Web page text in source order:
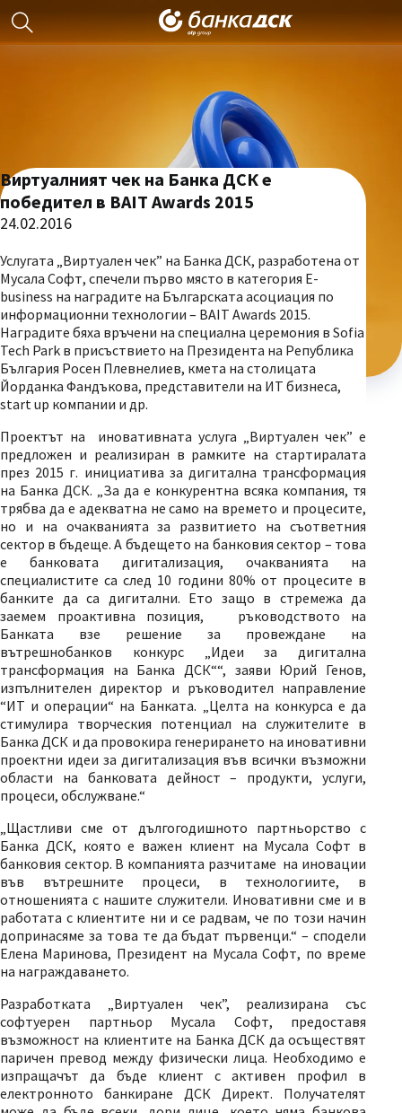
Виртуалният чек на Банка ДСК е
победител в BAIT Awards 2015
24.02.2016
Услугата „Виртуален чек” на Банка ДСК, разработена от
Мусала Софт, спечели първо място в категория E-
business на наградите на Българската асоциация по
информационни технологии – BAIT Awards 2015.
Наградите бяха връчени на специална церемония в Sofia
Tech Park в присъствието на Президента на Република
България Росен Плевнелиев, кмета на столицата
Йорданка Фандъкова, представители на ИТ бизнеса,
start up компании и др.
Проектът на иновативната услуга „Виртуален чек” е
предложен и реализиран в рамките на стартиралата
през 2015 г. инициатива за дигитална трансформация
на Банка ДСК. „За да е конкурентна всяка компания, тя
трябва да е адекватна не само на времето и процесите,
но и на очакванията за развитието на съответния
сектор в бъдеще. А бъдещето на банковия сектор – това
е банковата дигитализация, очакванията на
специалистите са след 10 години 80% от процесите в
банките да са дигитални. Ето защо в стремежа да
заемем проактивна позиция, ръководството на
Банката взе решение за провеждане на
вътрешнобанков конкурс „Идеи за дигитална
трансформация на Банка ДСК““, заяви Юрий Генов,
изпълнителен директор и ръководител направление
“ИТ и операции“ на Банката. „Целта на конкурса е да
стимулира творческия потенциал на служителите в
Банка ДСК и да провокира генерирането на иновативни
проектни идеи за дигитализация във всички възможни
области на банковата дейност – продукти, услуги,
процеси, обслужване.“
„Щастливи сме от дългогодишното партньорство с
Банка ДСК, която е важен клиент на Мусала Софт в
банковия сектор. В компанията разчитаме на иновации
във вътрешните процеси, в технологиите, в
отношенията с нашите служители. Иновативни сме и в
работата с клиентите ни и се радвам, че по този начин
допринасяме за това те да бъдат първенци.“ – сподели
Елена Маринова, Президент на Мусала Софт, по време
на награждаването.
Разработката „Виртуален чек”, реализирана със
софтуерен партньор Мусала Софт, предоставя
възможност на клиентите на Банка ДСК да осъществят
паричен превод между физически лица. Необходимо е
изпращачът да бъде клиент с активен профил в
електронното банкиране ДСК Директ. Получателят